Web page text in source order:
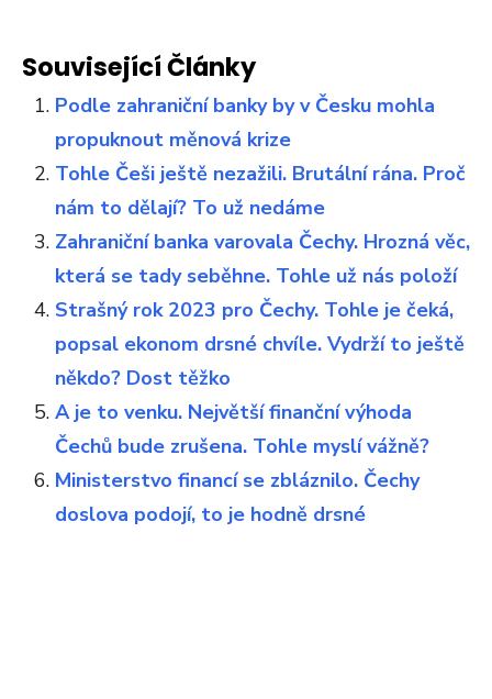
Související Články
Podle zahraniční banky by v Česku mohla
propuknout měnová krize
Tohle Češi ještě nezažili. Brutální rána. Proč
nám to dělají? To už nedáme
Zahraniční banka varovala Čechy. Hrozná věc,
která se tady seběhne. Tohle už nás položí
Strašný rok 2023 pro Čechy. Tohle je čeká,
popsal ekonom drsné chvíle. Vydrží to ještě
někdo? Dost těžko
A je to venku. Největší finanční výhoda
Čechů bude zrušena. Tohle myslí vážně?
Ministerstvo financí se zbláznilo. Čechy
doslova podojí, to je hodně drsné